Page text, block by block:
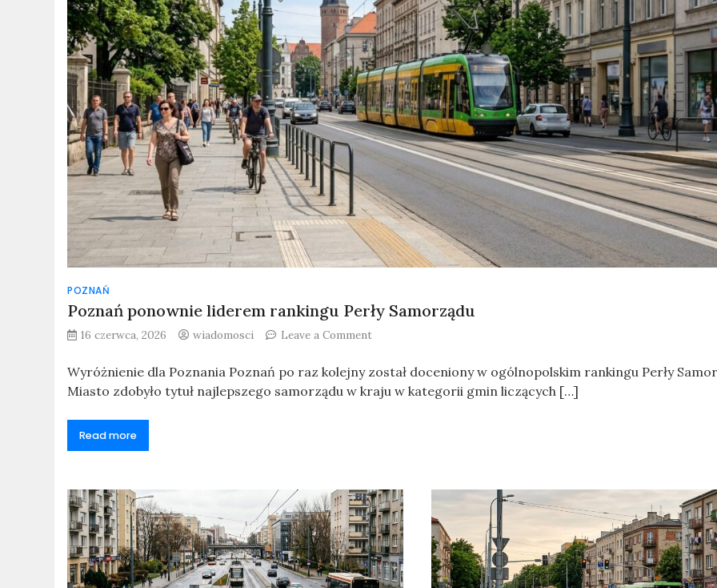
POZNAŃ
Poznań ponownie liderem rankingu Perły Samorządu
16 czerwca, 2026 wiadomosci Leave a Commenton
ponownie
rankingu
Wyróżnienie dla Poznania Poznań po raz kolejny został doceniony w ogólnopolskim rankingu Perły
Miasto zdobyło tytuł najlepszego samorządu w kraju w kategorii gmin liczących […]
Read more